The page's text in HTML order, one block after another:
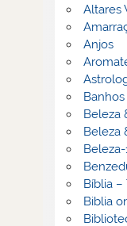
Altares
Anjos
Beleza
Beleza
Beleza-
Bíblia –
Biblia